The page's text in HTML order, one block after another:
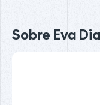
Sobre Eva